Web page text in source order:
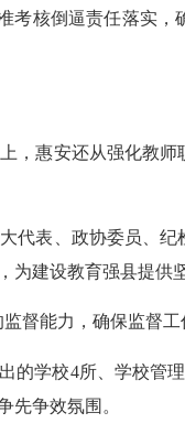
考核倒逼责任落
惠安还从强化教师
表、政协委员、纪
建设教育强县提供
能力，确保监督工
学校4所、学校管
先争效氛围。